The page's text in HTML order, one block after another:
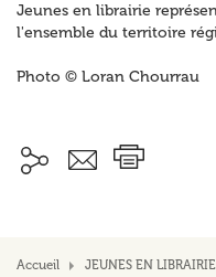
Jeunes en librairie
l'ensemble du territoire
Photo © Loran Chourrau
Accueil JEUNES EN LIBRAIRIE